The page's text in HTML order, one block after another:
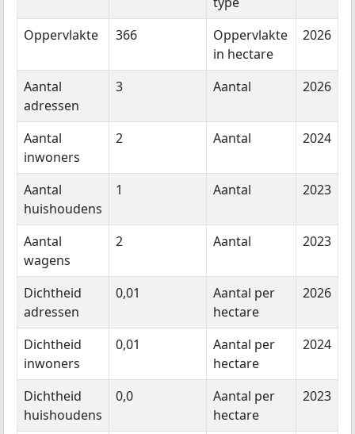
Oppervlakte
366
Oppervlakte
in hectare
2026
Aantal
adressen
3 Aantal 2026
Aantal
inwoners
2 Aantal 2024
Aantal
huishoudens
1 Aantal 2023
Aantal
wagens
2 Aantal 2023
Dichtheid
adressen
0,01
Aantal per
hectare
2026
Dichtheid
inwoners
0,01
Aantal per
hectare
2024
Dichtheid
huishoudens
0,0
Aantal per
hectare
2023